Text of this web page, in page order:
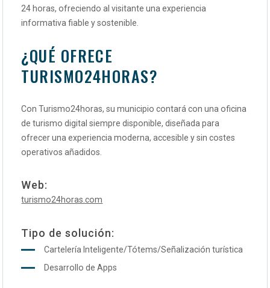
24 horas, ofreciendo al visitante una experiencia
informativa fiable y sostenible.
¿QUÉ OFRECE
TURISMO24HORAS?
Con Turismo24horas, su municipio contará con una oficina
de turismo digital siempre disponible, diseñada para
ofrecer una experiencia moderna, accesible y sin costes
operativos añadidos.
Web:
turismo24horas.com
Tipo de solución:
Cartelería Inteligente/Tótems/Señalización turística
Desarrollo de Apps